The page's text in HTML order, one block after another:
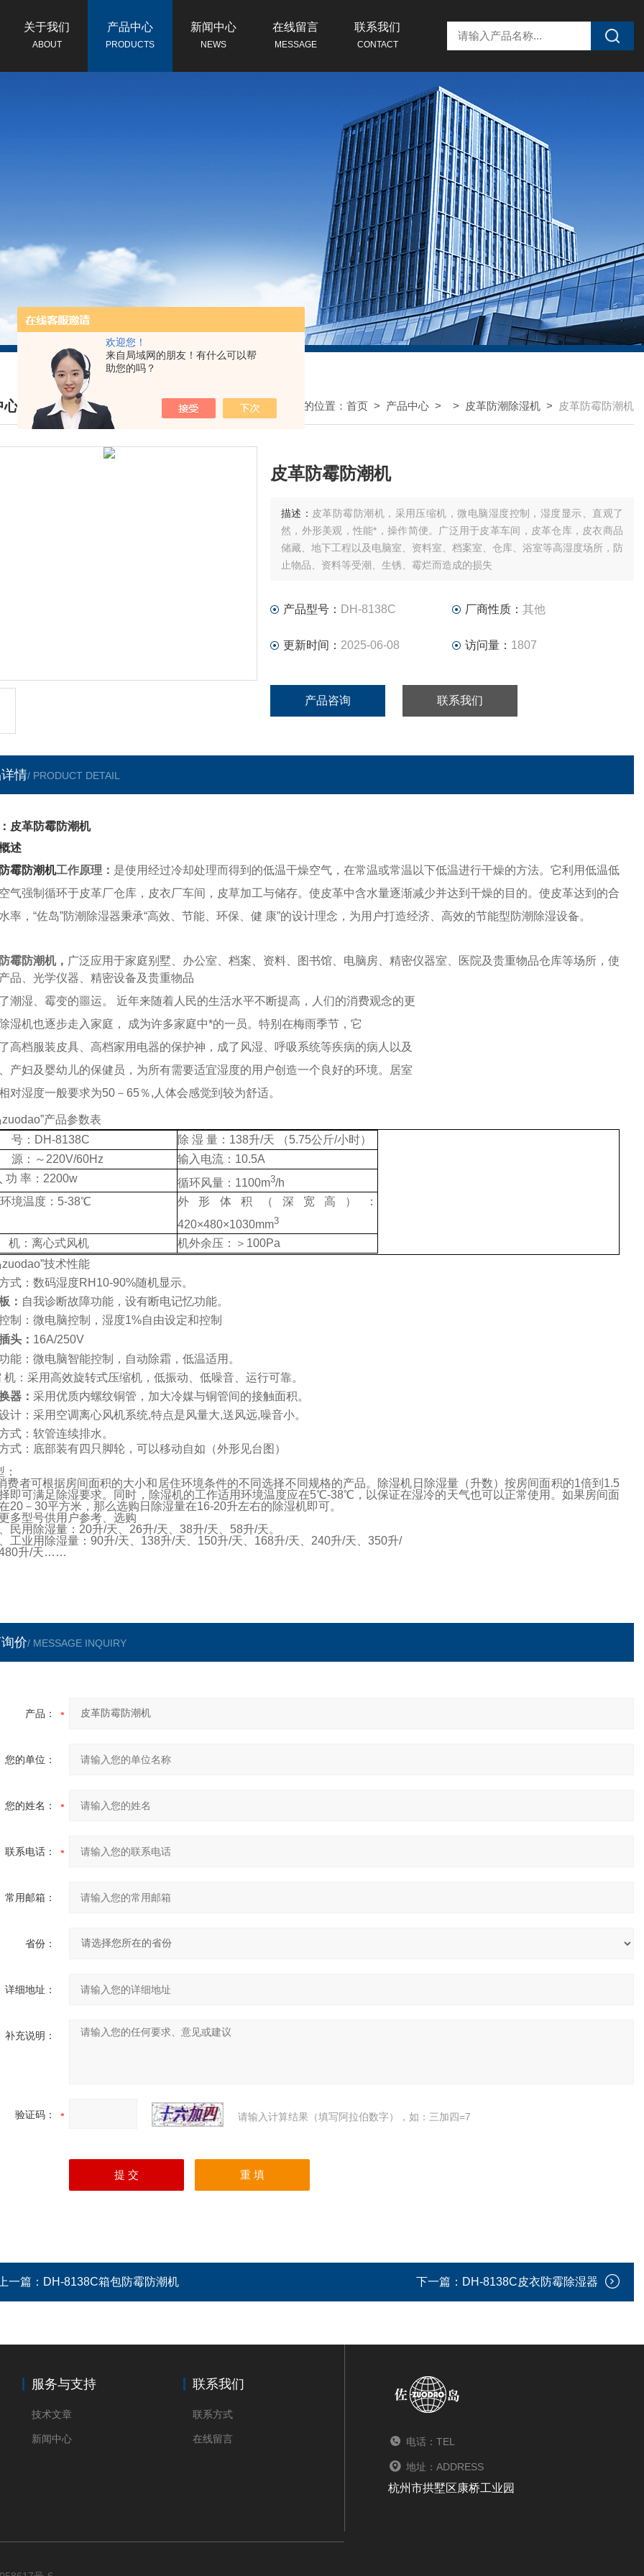
欢迎您！
来自局域网的朋友！有什么可以帮
助您的吗？
关于我们
ABOUT
产品中心
PRODUCTS
新闻中心
NEWS
在线留言
MESSAGE
联系我们
CONTACT
心
CENTER
我的位置： 首页 > 产品中心 > > 皮革防潮除湿机 > 皮革防霉防潮机
皮革防霉防潮机
描述： 皮革防霉防潮机，采用压缩机，微电脑湿度控制，湿度显示、直观了
然，外形美观，性能*，操作简便。广泛用于皮革车间，皮革仓库，皮衣商品
储藏、地下工程以及电脑室、资料室、档案室、仓库、浴室等高湿度场所，防
止物品、资料等受潮、生锈、霉烂而造成的损失
产品型号： DH-8138C 厂商性质： 其他
更新时间： 2025-06-08 访问量： 1807
产品咨询 联系我们
情/ PRODUCT DETAIL
皮革防霉防潮机
述
霉防潮机工作原理： 是使用经过冷却处理而得到的低温干燥空气，在常温或常温以下低温进行干燥的方法。它利用低温低
气强制循环于皮革厂仓库， 皮衣厂车间，皮草加工与储存。使皮革中含水量逐渐减少并达到干燥的目的。 使皮革达到的合
率，“佐岛”防潮除湿器秉承“高效、节能、环保、健 康”的设计理念，为用户打造经济、高效的节能型防潮除湿设备。
霉防潮机， 广泛应用于家庭别墅、办公室、档案、资料、图书馆、 电脑房、精密仪器室、医院及贵重物品仓库等场所，使
品、光学仪器、精密设备及贵重物品
潮湿、霉变的噩运。 近年来随着人民的生活水平不断提高，人们的消费观念的更
湿机也逐步走入家庭， 成为许多家庭中*的一员。特别在梅雨季节，它
高档服装皮具、高档家用电器的保护神，成了风湿、呼吸系统等疾病的病人以及
产妇及婴幼儿的保健员，为所有需要适宜湿度的用户创造一个良好的环境。
居室
对湿度一般要求为50－65％, 人体会感觉到较为舒适。
zuodao”产品参数表
：DH-8138C
除 湿 量：138升/天 （5.75公斤/小时）
：～220V/60Hz
输入电流：10.5A
功 率：2200w
循环风量：1100m3/h
境温度：5-38℃
外形体积（深宽高）：
420×480×1030mm3
：离心式风机
机外余压：＞100Pa
zuodao”技术性能
式：数码湿度RH10-90%随机显示。
： 自我诊断故障功能，设有断电记忆功能。
制：微电脑控制，湿度1%自由设定和控制
头： 16A/250V
能：微电脑智能控制，自动除霜，低温适用。
机：采用高效旋转式压缩机，低振动、低噪音、运行可靠。
器： 采用优质内螺纹铜管， 加大冷媒与铜管间的接触面积。
计：采用空调离心风机系统,特点是风量大,送风远,噪音小。
式：软管连续排水。
式：底部装有四只脚轮，可以移动自如（外形见台图）
者可根据房间面积的大小和居住环境条件的不同选择不同规格的产品。除湿机日 除湿量（升数）按房间面积的1倍到1.5
即可满足除湿要求。同时，除湿机的工作适用环境温度应在5℃-38℃，以保证在湿冷的天气也可以正常使用。如果房间面
20－ 30平方米，那么选购日除湿量在16-20升左右的除湿机即可。
多型号供用户参考、选购
民用除湿量：20升/天、26升/天、38升/天、58升/天。
工业用除湿量：90升/天、138升/天、150升/天、168升/天、240升/天、350升/
升/天……
价/ MESSAGE INQUIRY
产品：
您的单位：
您的姓名：
联系电话：
常用邮箱：
省份：
详细地址：
补充说明：
验证码： 请输入计算结果（填写阿拉伯数字），如：三加四=7
一篇： DH-8138C箱包防霉防潮机 下一篇： DH-8138C皮衣防霉除湿器
服务与支持
技术文章
新闻中心
联系我们
联系方式
在线留言 电话：TEL
地址：ADDRESS
杭州市拱墅区康桥工业园